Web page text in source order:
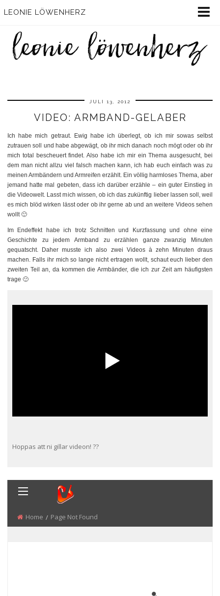
LEONIE LÖWENHERZ
JULI 13, 2012
VIDEO: ARMBAND-GELABER
Ich habe mich getraut. Ewig habe ich überlegt, ob ich mir sowas selbst
zutrauen soll und habe abgewägt, ob ihr mich danach noch mögt oder ob ihr
mich total bescheuert findet. Also habe ich mir ein Thema ausgesucht, bei
dem man nicht allzu viel falsch machen kann, ich hab euch einfach was zu
meinen Armbändern und Armreifen erzählt. Ein völlig harmloses Thema, aber
jemand hatte mal gebeten, dass ich darüber erzähle – ein guter Einstieg in
die Videowelt. Lasst mich wissen, ob ich das zukünftig lieber lassen soll, weil
es mich blöd wirken lässt oder ob ihr gerne ab und an weitere Videos sehen
wollt 🙂
Im Endeffekt habe ich trotz Schnitten und Kurzfassung und ohne eine
Geschichte zu jedem Armband zu erzählen ganze zwanzig Minuten
gequatscht. Daher musste ich also zwei Videos à zehn Minuten draus
machen. Falls ihr mich so lange nicht ertragen wollt, schaut euch lieber den
zweiten Teil an, da kommen die Armbänder, die ich zur Zeit am häufigsten
trage 🙂